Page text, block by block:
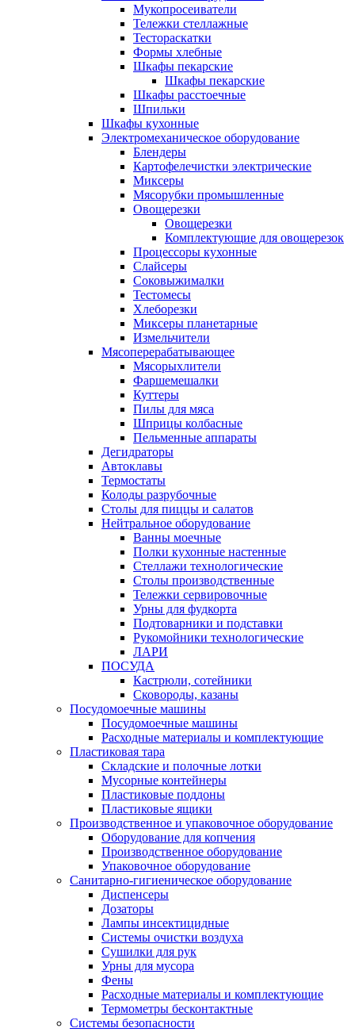
Мукопросеиватели
Тележки стеллажные
Тестораскатки
Формы хлебные
Шкафы пекарские
Шкафы пекарские
Шкафы расстоечные
Шпильки
Шкафы кухонные
Электромеханическое оборудование
Блендеры
Картофелечистки электрические
Миксеры
Мясорубки промышленные
Овощерезки
Овощерезки
Комплектующие для овощерезок
Процессоры кухонные
Слайсеры
Соковыжималки
Тестомесы
Хлеборезки
Миксеры планетарные
Измельчители
Мясоперерабатывающее
Мясорыхлители
Фаршемешалки
Куттеры
Пилы для мяса
Шприцы колбасные
Пельменные аппараты
Дегидраторы
Автоклавы
Термостаты
Колоды разрубочные
Столы для пиццы и салатов
Нейтральное оборудование
Ванны моечные
Полки кухонные настенные
Стеллажи технологические
Столы производственные
Тележки сервировочные
Урны для фудкорта
Подтоварники и подставки
Рукомойники технологические
ЛАРИ
ПОСУДА
Кастрюли, сотейники
Сковороды, казаны
Посудомоечные машины
Посудомоечные машины
Расходные материалы и комплектующие
Пластиковая тара
Складские и полочные лотки
Мусорные контейнеры
Пластиковые поддоны
Пластиковые ящики
Производственное и упаковочное оборудование
Оборудование для копчения
Производственное оборудование
Упаковочное оборудование
Санитарно-гигиеническое оборудование
Диспенсеры
Дозаторы
Лампы инсектицидные
Системы очистки воздуха
Сушилки для рук
Урны для мусора
Фены
Расходные материалы и комплектующие
Термометры бесконтактные
Системы безопасности